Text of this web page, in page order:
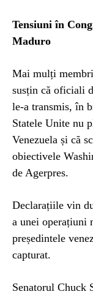
Tensiuni în
Maduro
Mai mulți
susțin că oficiali
le-a transmis, în
Statele Unite nu
Venezuela și că
obiectivele
de Agerpres.
Declarațiile vin
a unei operațiuni
președintele
capturat.
Senatorul Chuck